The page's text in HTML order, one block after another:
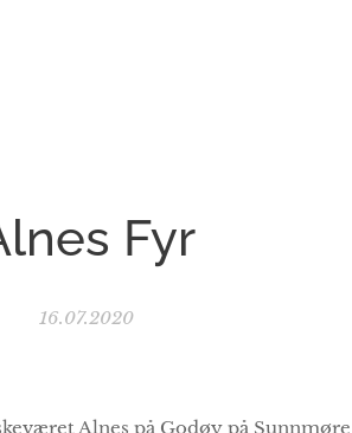
Fyr
16.07.2020
Alnes på Godøy på